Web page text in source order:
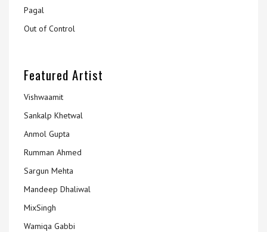
Pagal
Out of Control
Featured Artist
Vishwaamit
Sankalp Khetwal
Anmol Gupta
Rumman Ahmed
Sargun Mehta
Mandeep Dhaliwal
MixSingh
Wamiqa Gabbi